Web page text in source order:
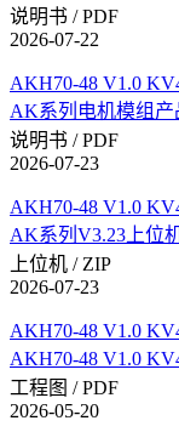
说明书 / PDF
2026-07-22
AKH70-48 V1.0
AK系列电机模组产
说明书 / PDF
2026-07-23
AKH70-48 V1.0
AK系列V3.23上位
上位机 / ZIP
2026-07-23
AKH70-48 V1.0
AKH70-48 V1.0
工程图 / PDF
2026-05-20